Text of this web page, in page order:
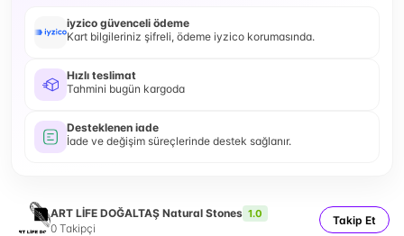
iyzico güvenceli ödeme
Kart bilgileriniz şifreli, ödeme iyzico korumasında.
Hızlı teslimat
Tahmini bugün kargoda
Desteklenen iade
İade ve değişim süreçlerinde destek sağlanır.
ART LİFE DOĞALTAŞ Natural Stones 1.0
0 Takipçi
Takip Et